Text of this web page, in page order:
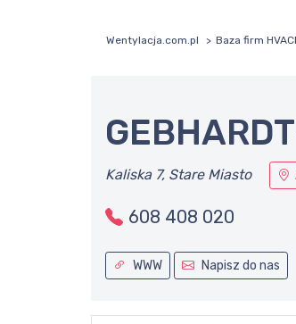
Wentylacja.com.pl Baza firm
Kaliska 7, Stare Miasto
608 408 020
WWW Napisz do nas